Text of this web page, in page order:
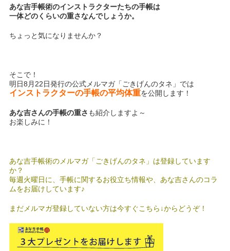
あな吉手帳術のインストラクターたちの手帳は
一体どのくらいの重さなんでしょうか。
ちょっと気になりませんか？
そこで！
明日8月22日発行の公式メルマガ「ごきげんのタネ」では
インストラクターの手帳の平均体重を公開します！
あな吉さんの手帳の重さ も紹介しますよ～
お楽しみに！
あな吉手帳術のメルマガ「ごきげんのタネ」は登録しています
か？
毎週火曜日に、手帳に関するお役立ち情報や、あな吉さんのコラ
ムをお届けしています♪
まだメルマガ登録していない方は今すぐこちら↓からどうぞ！